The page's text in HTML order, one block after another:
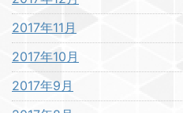
2017年11月
2017年10月
2017年9月